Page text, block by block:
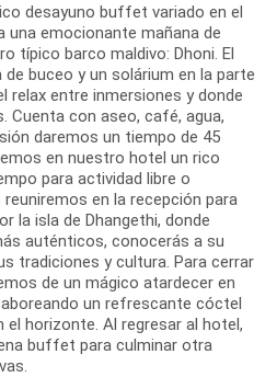
desayuno buffet variado en el
una emocionante mañana de
típico barco maldivo: Dhoni. El
buceo y un solárium en la parte
relax entre inmersiones y donde
Cuenta con aseo, café, agua,
daremos un tiempo de 45
en nuestro hotel un rico
para actividad libre o
en la recepción para
la isla de Dhangethi, donde
auténticos, conocerás a su
tradiciones y cultura. Para cerrar
de un mágico atardecer en
un refrescante cóctel
horizonte. Al regresar al hotel,
buffet para culminar otra